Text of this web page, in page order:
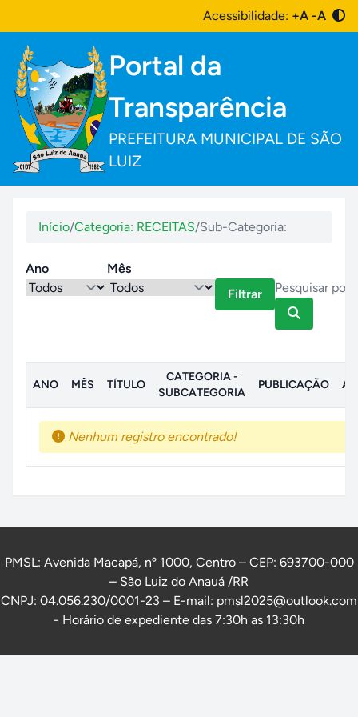
Acessibilidade: +A -A
Portal da
Transparência
PREFEITURA MUNICIPAL DE SÃO
LUIZ
Início/Categoria: RECEITAS/Sub-Categoria:
Ano
Mês
Filtrar
ANO MÊS TÍTULO
CATEGORIA -
SUBCATEGORIA
PUBLICAÇÃO
Nenhum registro encontrado!
PMSL: Avenida Macapá, nº 1000, Centro – CEP: 693700-000
– São Luiz do Anauá /RR
CNPJ: 04.056.230/0001-23 – E-mail: pmsl2025@outlook.com
- Horário de expediente das 7:30h as 13:30h